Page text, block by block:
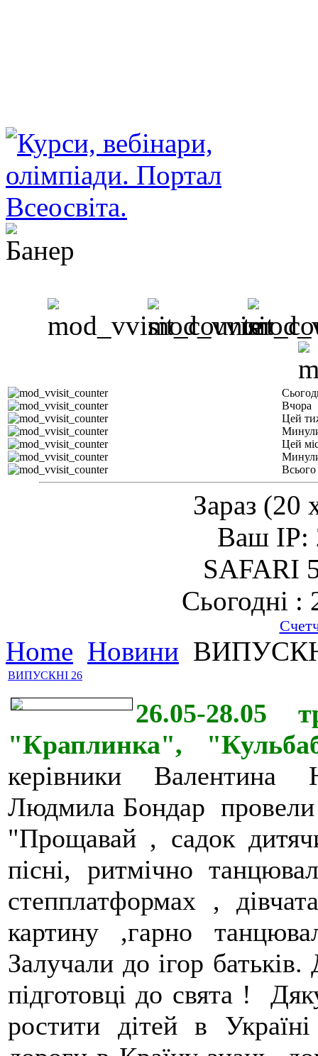
Вчора
Цей
Цей
Всього
Зараз (20
Ваш IP:
SAFARI
Сьогодні :
Home Новини
ВИПУСКНІ 26
26.05-28.05
"Краплинка",
керівники
Людмила Бондар  провели
"Прощавай , садок
пісні, ритмічно
степплатформах ,
картину ,гарно
Залучали до ігор
підготовці до свята !
ростити дітей в